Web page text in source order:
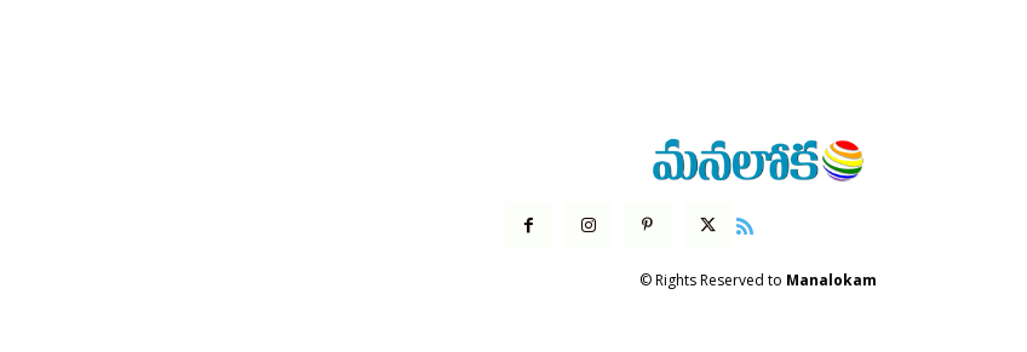
© Rights Reserved to Manalokam